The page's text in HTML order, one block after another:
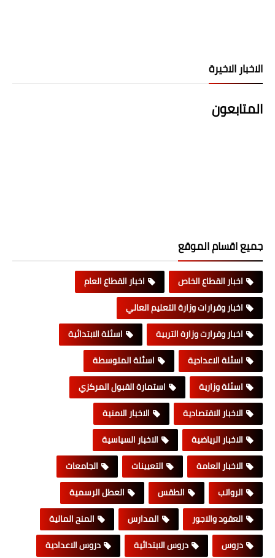
الاخبار الاخيرة
المتابعون
جميع اقسام الموقع
اخبار القطاع الخاص
اخبار القطاع العام
اخبار وقرارات وزارة التعليم العالي
اخبار وقرارت وزارة التربية
اسئلة الابتدائية
اسئلة الاعدادية
اسئلة المتوسطة
اسئلة وزارية
استمارة القبول المركزي
الاخبار الاقتصادية
الاخبار الامنية
الاخبار الرياضية
الاخبار السياسية
الاخبار العامة
التعيينات
الجامعات
الرواتب
الطقس
العطل الرسمية
العقود والاجور
المدارس
المنح المالية
دروس
دروس الابتدائية
دروس الاعدادية